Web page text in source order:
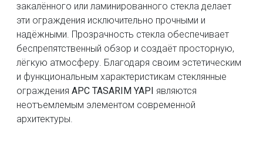
закалённого или ламинированного стекла делает
эти ограждения исключительно прочными и
надёжными. Прозрачность стекла обеспечивает
беспрепятственный обзор и создаёт просторную,
лёгкую атмосферу. Благодаря своим эстетическим
и функциональным характеристикам стеклянные
ограждения APC TASARIM YAPI являются
неотъемлемым элементом современной
архитектуры.